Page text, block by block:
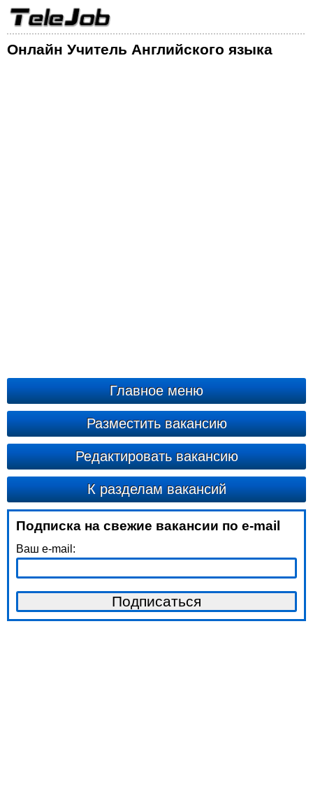
Онлайн Учитель Английского языка
Главное меню
Разместить вакансию
Редактировать вакансию
К разделам вакансий
Подписка на свежие вакансии по e-mail
Ваш e-mail: